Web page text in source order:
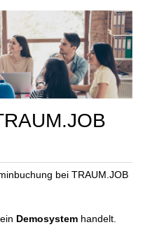
bei TRAUM.JOB
Demosystem handelt.